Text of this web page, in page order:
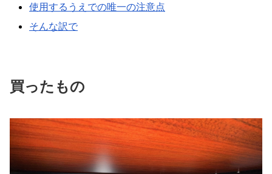
使用するうえでの唯一の注意点
そんな訳で
買ったもの